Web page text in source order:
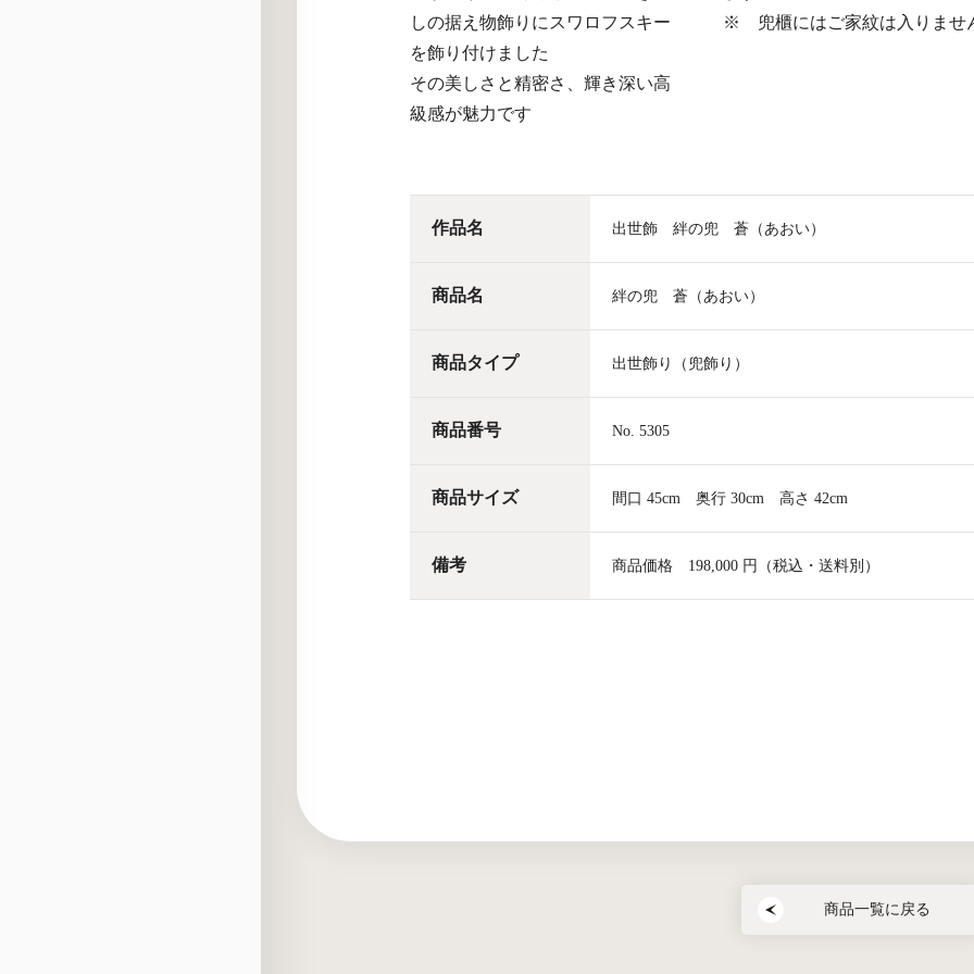
しの据え物飾りにスワロフスキー
を飾り付けました
その美しさと精密さ、輝き深い高
級感が魅力です
※ 兜櫃にはご家紋は入りませ
作品名 出世飾 絆の兜 蒼（あおい）
商品名 絆の兜 蒼（あおい）
商品タイプ 出世飾り（兜飾り）
商品番号 No. 5305
商品サイズ 間口 45cm 奥行 30cm 高さ 42cm
備考 商品価格 198,000 円（税込・送料別）
商品一覧に戻る